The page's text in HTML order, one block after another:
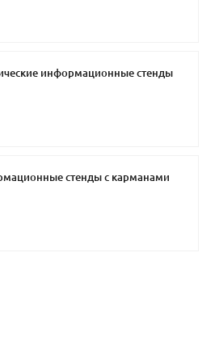
информационные стенды
стенды с карманами